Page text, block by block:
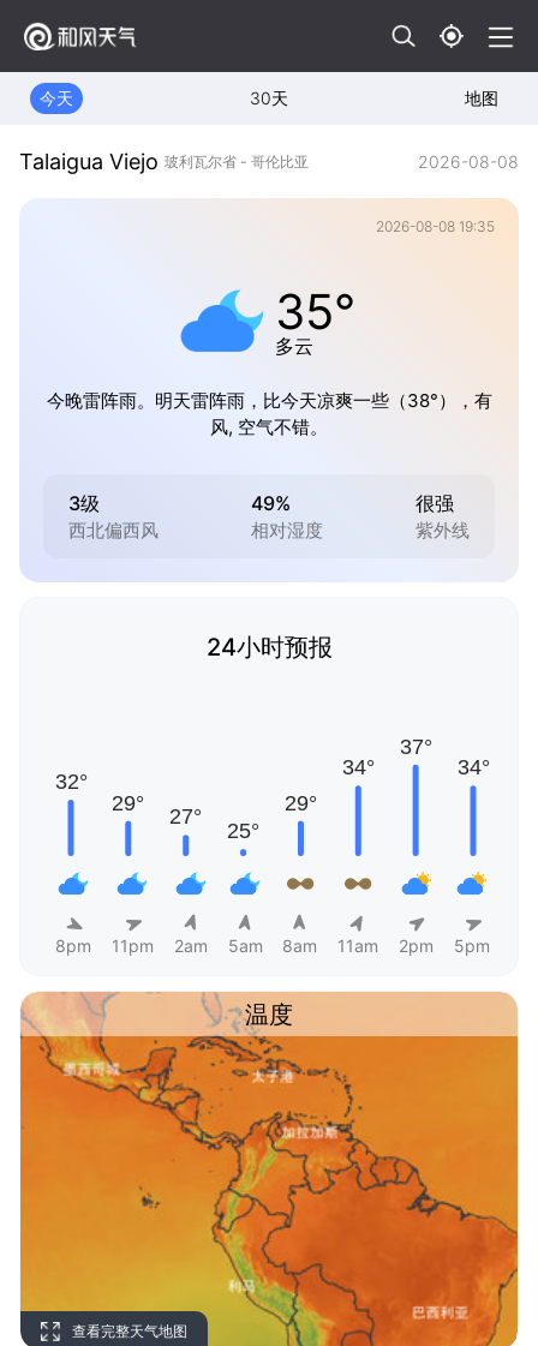
今天 30天 地图
Talaigua Viejo 玻利瓦尔省 - 哥伦比亚 2026-08-08
2026-08-08 19:35
35°
多云
今晚雷阵雨。明天雷阵雨，比今天凉爽一些（38°），有
风, 空气不错。
3级
西北偏西风
49%
相对湿度
很强
紫外线
24小时预报
8pm 11pm 2am 5am 8am 11am 2pm 5pm
温度
查看完整天气地图